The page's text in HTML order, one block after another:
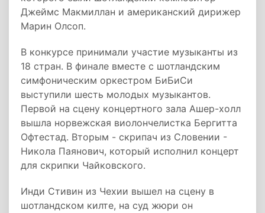
Джеймс Макмиллан и американский дирижер
Марин Олсоп.
В конкурсе принимали участие музыканты из
18 стран. В финале вместе с шотландским
симфоническим оркестром БиБиСи
выступили шесть молодых музыкантов.
Первой на сцену концертного зала Ашер-холл
вышла норвежская виолончелистка Бергитта
Офтестад. Вторым - скрипач из Словении -
Никола Паянович, который исполнил концерт
для скрипки Чайковского.
Инди Стивин из Чехии вышел на сцену в
шотландском килте, на суд жюри он